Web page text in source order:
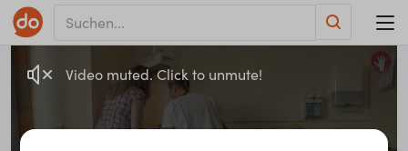
Video muted. Click to unmute!